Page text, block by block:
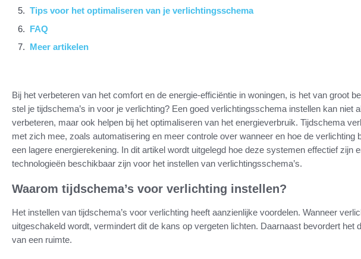
Tips voor het optimaliseren van je verlichtingsschema
FAQ
Meer artikelen
Bij het verbeteren van het comfort en de energie-efficiëntie in woningen, is het van groot
stel je tijdschema’s in voor je verlichting? Een goed verlichtingsschema instellen kan niet
verbeteren, maar ook helpen bij het optimaliseren van het energieverbruik. Tijdschema
met zich mee, zoals automatisering en meer controle over wanneer en hoe de verlichting
een lagere energierekening. In dit artikel wordt uitgelegd hoe deze systemen effectief zijn
technologieën beschikbaar zijn voor het instellen van verlichtingsschema’s.
Waarom tijdschema’s voor verlichting instellen?
Het instellen van tijdschema’s voor verlichting heeft aanzienlijke voordelen. Wanneer
uitgeschakeld wordt, vermindert dit de kans op vergeten lichten. Daarnaast bevordert het
van een ruimte.